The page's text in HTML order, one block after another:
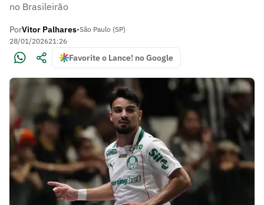
no Brasileirão
PorVitor Palhares•São Paulo (SP)
28/01/202621:26
Favorite o Lance! no Google